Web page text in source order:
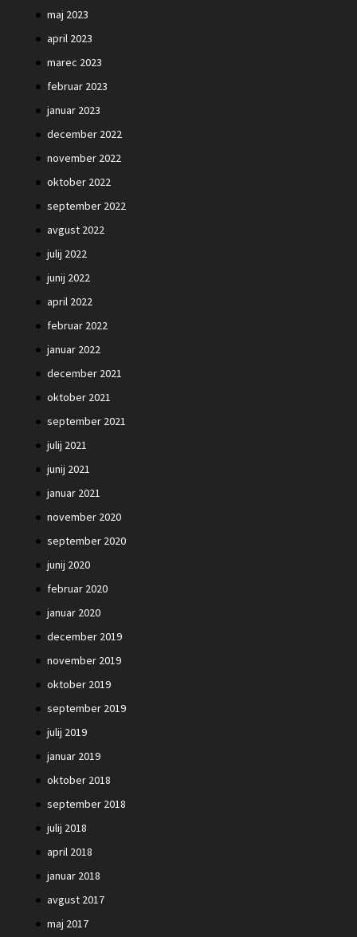
maj 2023
april 2023
marec 2023
februar 2023
januar 2023
december 2022
november 2022
oktober 2022
september 2022
avgust 2022
julij 2022
junij 2022
april 2022
februar 2022
januar 2022
december 2021
oktober 2021
september 2021
julij 2021
junij 2021
januar 2021
november 2020
september 2020
junij 2020
februar 2020
januar 2020
december 2019
november 2019
oktober 2019
september 2019
julij 2019
januar 2019
oktober 2018
september 2018
julij 2018
april 2018
januar 2018
avgust 2017
maj 2017